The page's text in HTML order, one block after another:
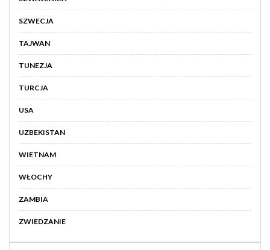
SZWECJA
TAJWAN
TUNEZJA
TURCJA
USA
UZBEKISTAN
WIETNAM
WŁOCHY
ZAMBIA
ZWIEDZANIE